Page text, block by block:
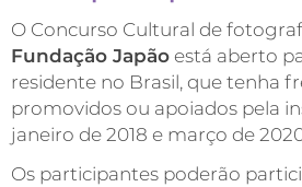
O Concurso Cultural de
Fundação Japão está aberto
residente no Brasil, que tenha
promovidos ou apoiados pela
janeiro de 2018 e março de
Os participantes poderão